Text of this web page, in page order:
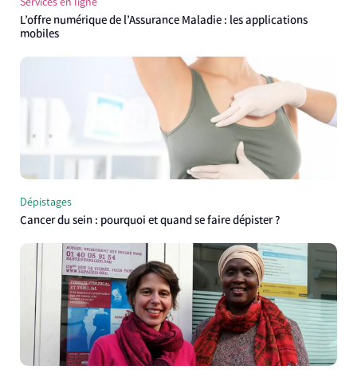
L’offre numérique de l’Assurance Maladie : les applications
mobiles
Dépistages
Cancer du sein : pourquoi et quand se faire dépister ?